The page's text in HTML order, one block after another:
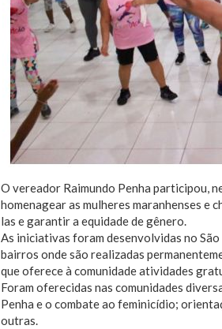
O vereador Raimundo Penha participou,
homenagear as mulheres maranhenses e
las e garantir a equidade de gênero.
As iniciativas foram desenvolvidas no
bairros onde são realizadas
que oferece à comunidade atividades
Foram oferecidas nas comunidades
Penha e o combate ao feminicídio;
outras.